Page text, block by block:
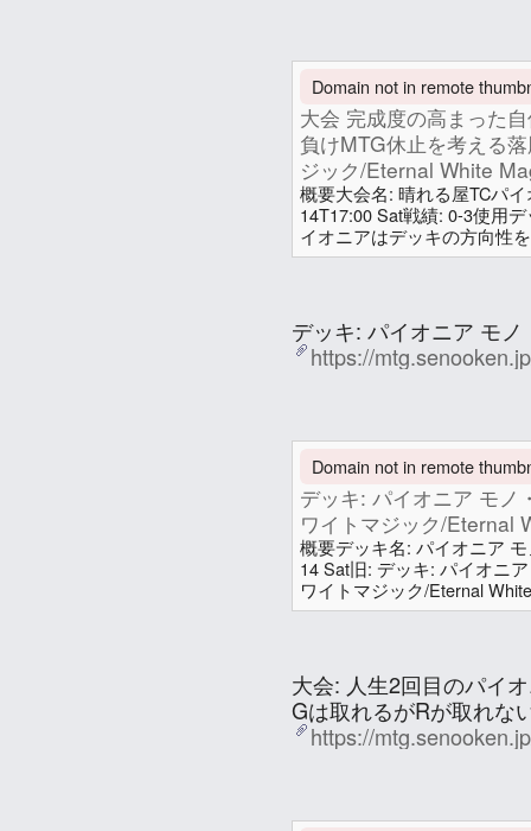
Domain not in remote
大会 完成度の高まった
負けMTG休止を考える
ジック/Eternal White
概要大会名: 晴れる屋TCパ
14T17:00 Sat戦績: 0-3使用
イオニアはデッキの方向性
エターナルホワイトマジッ
ちらの土地がやや詰まって
デッキ: パイオニア モ
https://
Domain not in remote
デッキ: パイオニア モ
ワイトマジック/Eternal
概要デッキ名: パイオニア
14 Sat旧: デッキ: パイオニ
ワイトマジック/Eternal
4 爆発域4 廃墟の地32 生物
大会: 人生2回目のパイ
Gは取れるがRが取れな
https://